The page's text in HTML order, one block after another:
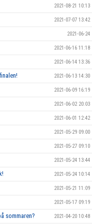
2021-08-21 10:13
2021-07-07 13:42
2021-06-24
2021-06-16 11:18
2021-06-14 13:36
2021-06-13 14:30
2021-06-09 16:19
2021-06-02 20:03
2021-06-01 12:42
2021-05-29 09:00
2021-05-27 09:10
2021-05-24 13:44
2021-05-24 10:14
2021-05-21 11:09
2021-05-17 09:19
sommaren? 2021-04-20 10:48